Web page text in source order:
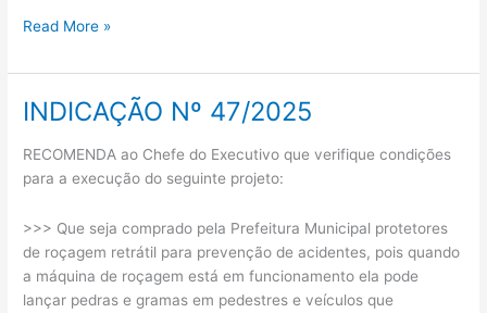
Read More »
INDICAÇÃO Nº 47/2025
RECOMENDA ao Chefe do Executivo que verifique condições
para a execução do seguinte projeto:
>>> Que seja comprado pela Prefeitura Municipal protetores
de roçagem retrátil para prevenção de acidentes, pois quando
a máquina de roçagem está em funcionamento ela pode
lançar pedras e gramas em pedestres e veículos que
INDICAÇÃO
47/2025